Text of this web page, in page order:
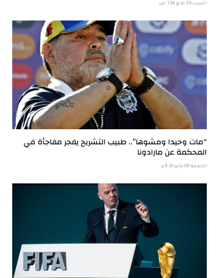
السبت 09 مايو 1:34 ص
“مات وحيدا ومشوها”.. طبيب التشريح يفجر مفاجأة في
المحكمة عن مارادونا
الجمعة 08 مايو 8:33 م